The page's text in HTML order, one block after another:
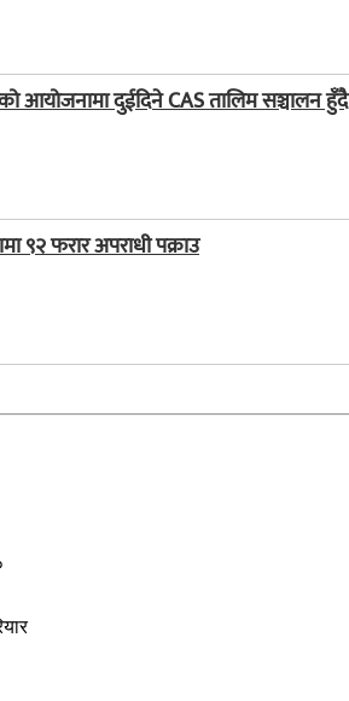
आयोजनामा दुईदिने CAS तालिम सञ्चालन हुँदै
९२ फरार अपराधी पक्राउ